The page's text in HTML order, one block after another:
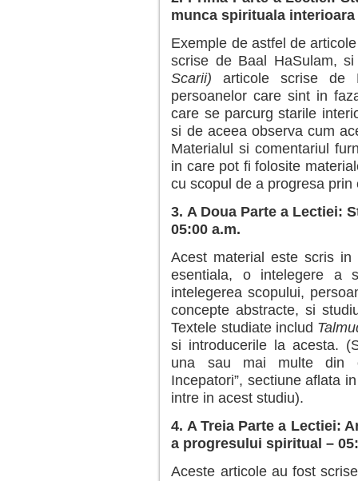
munca spirituala interioara
Exemple de astfel de
scrise de Baal HaSulam,
Scarii)articole scrise de
persoanelor care sint in
care se parcurg starile
si de aceea observa cum
Materialul si comentariul
in care pot fi folosite
cu scopul de a progresa
3. A Doua Parte a Lectiei:
05:00 a.m.
Acest material este scris
esentiala, o intelegere a
intelegerea scopului,
concepte abstracte, si
Textele studiate includ
si introducerile la acesta.
una sau mai multe din
Incepatori”, sectiune aflata
intre in acest studiu).
4. A Treia Parte a Lectiei:
a progresului spiritual –
Aceste articole au fost